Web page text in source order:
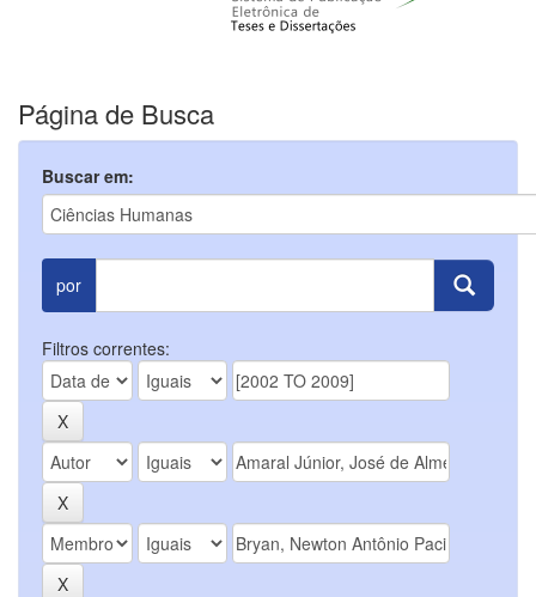
Página de Busca
Buscar em:
por
Filtros correntes: